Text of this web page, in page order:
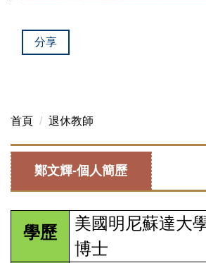
分享
首頁 退休教師
鄭文輝-個人簡歷
學歷
美國明尼蘇達大
博士